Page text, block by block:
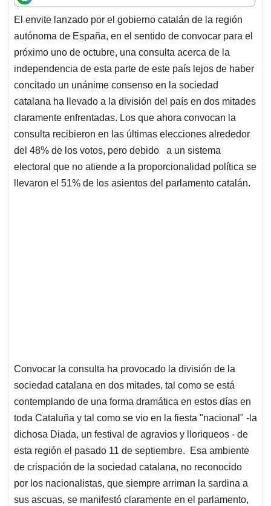
t
s
A
p
p
e
b
o
o
k
k
e
d
I
n
i
l
e
a
d
s
El envite lanzado por el gobierno catalán de la región
autónoma de España, en el sentido de convocar para el
próximo uno de octubre, una consulta acerca de la
independencia de esta parte de este país lejos de haber
concitado un unánime consenso en la sociedad
catalana ha llevado a la división del país en dos mitades
claramente enfrentadas. Los que ahora convocan la
consulta recibieron en las últimas elecciones alrededor
del 48% de los votos, pero debido a un sistema
electoral que no atiende a la proporcionalidad política se
llevaron el 51% de los asientos del parlamento catalán.
Convocar la consulta ha provocado la división de la
sociedad catalana en dos mitades, tal como se está
contemplando de una forma dramática en estos días en
toda Cataluña y tal como se vio en la fiesta "nacional" -la
dichosa Diada, un festival de agravios y lloriqueos - de
esta región el pasado 11 de septiembre. Esa ambiente
de crispación de la sociedad catalana, no reconocido
por los nacionalistas, que siempre arriman la sardina a
sus ascuas, se manifestó claramente en el parlamento,